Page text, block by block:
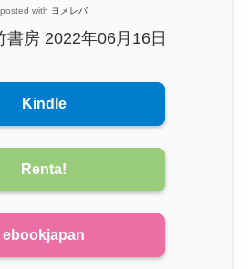
posted with ヨメレバ
書房 2022年06月16日
Kindle
Renta!
ebookjapan